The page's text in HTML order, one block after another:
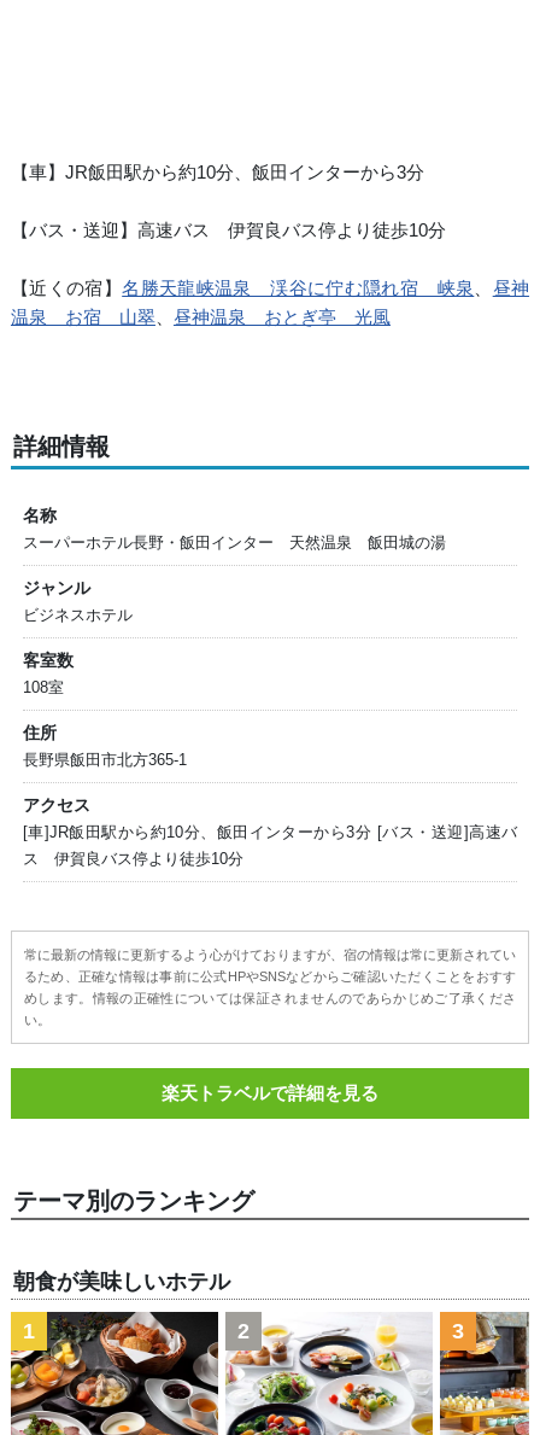
【車】JR飯田駅から約10分、飯田インターから3分
【バス・送迎】高速バス 伊賀良バス停より徒歩10分
【近くの宿】名勝天龍峡温泉 渓谷に佇む隠れ宿 峡泉
昼神
温泉 お宿 山翠、 昼神温泉 おとぎ亭 光風
詳細情報
名称
スーパーホテル長野・飯田インター 天然温泉 飯田城の湯
ジャンル
ビジネスホテル
客室数
108室
住所
長野県飯田市北方365-1
アクセス
[車]JR飯田駅から約10分、飯田インターから3分 [バス・送迎]高速バ
ス 伊賀良バス停より徒歩10分
常に最新の情報に更新するよう心がけておりますが、宿の情報は常に更新されてい
るため、正確な情報は事前に公式HPやSNSなどからご確認いただくことをおすす
めします。情報の正確性については保証されませんのであらかじめご了承くださ
い。
楽天トラベルで詳細を見る
テーマ別のランキング
朝食が美味しいホテル
1 2 3